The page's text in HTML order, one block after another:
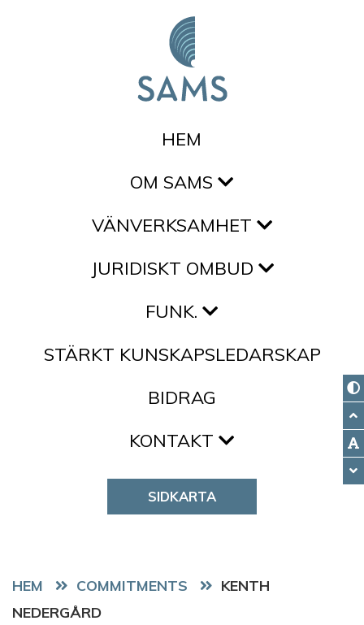
HEM
OM SAMS
VÄNVERKSAMHET
JURIDISKT OMBUD
FUNK.
STÄRKT KUNSKAPSLEDARSKAP
BIDRAG
KONTAKT
SIDKARTA
HEM COMMITMENTS
KENTH
NEDERGÅRD